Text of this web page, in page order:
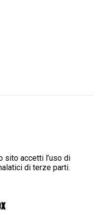
sito accetti l’uso di
di terze parti.